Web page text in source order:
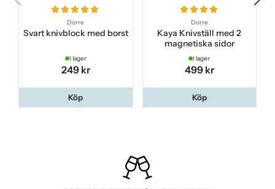
Dorre
Svart knivblock med borst
I lager
249 kr
Köp
Dorre
Kaya Knivställ med 2
magnetiska sidor
I lager
499 kr
Köp